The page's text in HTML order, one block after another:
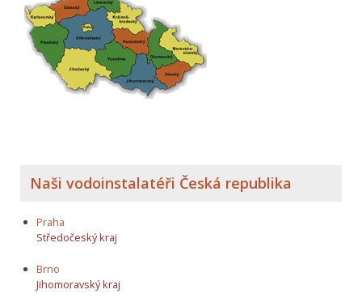
Naši vodoinstalatéři Česká republika
Praha
Středočeský kraj
Brno
Jihomoravský kraj